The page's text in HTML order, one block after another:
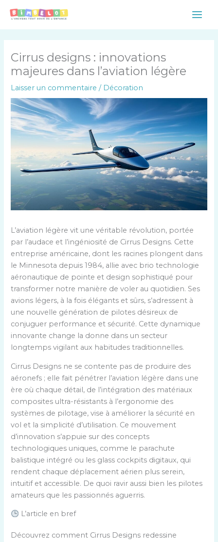
Main
Cirrus designs : innovations
majeures dans l’aviation légère
Laisser un commentaire / Décoration
L’aviation légère vit une véritable révolution, portée
par l’audace et l’ingéniosité de Cirrus Designs. Cette
entreprise américaine, dont les racines plongent dans
le Minnesota depuis 1984, allie avec brio technologie
aéronautique de pointe et design sophistiqué pour
transformer notre manière de voler au quotidien. Ses
avions légers, à la fois élégants et sûrs, s’adressent à
une nouvelle génération de pilotes désireux de
conjuguer performance et sécurité. Cette dynamique
innovante change la donne dans un secteur
longtemps vigilant aux habitudes traditionnelles.
Cirrus Designs ne se contente pas de produire des
aéronefs ; elle fait pénétrer l’aviation légère dans une
ère où chaque détail, de l’intégration des matériaux
composites ultra-résistants à l’ergonomie des
systèmes de pilotage, vise à améliorer la sécurité en
vol et la simplicité d’utilisation. Ce mouvement
d’innovation s’appuie sur des concepts
technologiques uniques, comme le parachute
balistique intégré ou les glass cockpits digitaux, qui
rendent chaque déplacement aérien plus serein,
intuitif et accessible. De quoi ravir aussi bien les pilotes
amateurs que les passionnés aguerris.
L’article en bref
Découvrez comment Cirrus Designs redessine